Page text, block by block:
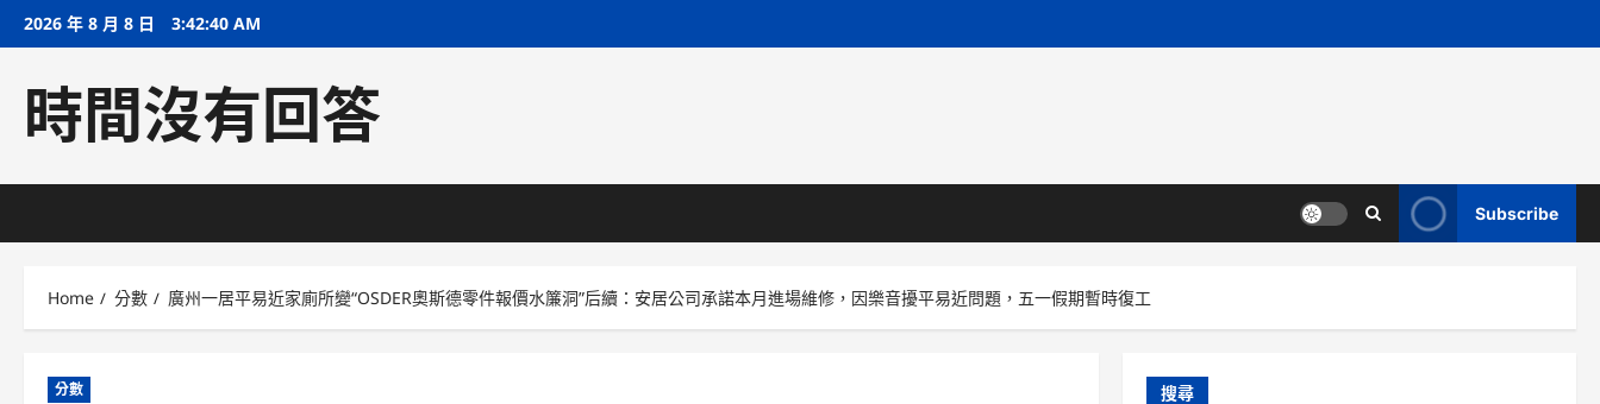
Skip2026 年 8 月 8 日 3:42:41 AM
時間沒有回答
Subscribe
Home 分數 廣州一居平易近家廁所變“OSDER奧斯德零件報價水簾洞”后續：安居公司承諾本月進場維修，因樂音擾平易近問題，五一假期暫時復工
分數 搜尋